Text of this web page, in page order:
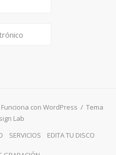
Funciona con WordPress / Tema
Lab
SERVICIOS EDITA TU DISCO